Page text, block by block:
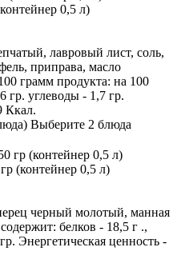
0,5 л)
лавровый лист, соль,
приправа, масло
грамм продукта: на 100
гр. углеводы - 1,7 гр.
Ккал.
Выберите 2 блюда
(контейнер 0,5 л)
черный молотый, манная
белков - 18,5 г .,
Энергетическая ценность -